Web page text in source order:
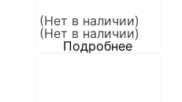
(Нет в наличии)
(Нет в наличии)
Подробнее